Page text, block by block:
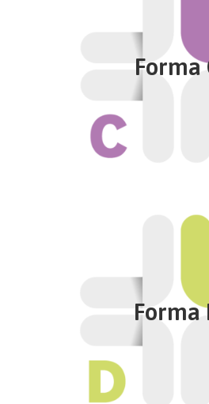
Forma
Scelta da chi desidera una
ospedaliera anche presso
ospedaliera di €
Forma
Forma D
Soddisfa chi vuole ottenere
ampia, comprensiva delle
Fino al massimale annuo di
ospedaliera di €